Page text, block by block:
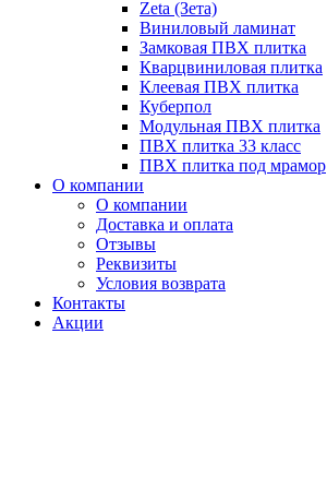
Zeta (Зета)
Виниловый ламинат
Замковая ПВХ плитка
Кварцвиниловая плитка
Клеевая ПВХ плитка
Куберпол
Модульная ПВХ плитка
ПВХ плитка 33 класс
ПВХ плитка под мрамор
О компании
О компании
Доставка и оплата
Отзывы
Реквизиты
Условия возврата
Контакты
Акции